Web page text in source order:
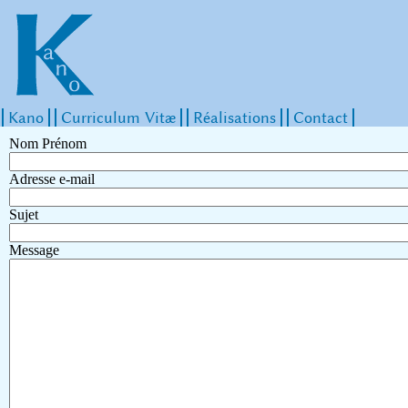
Kano Curriculum Vitæ Réalisations Contact
Nom Prénom
Adresse e-mail
Sujet
Message